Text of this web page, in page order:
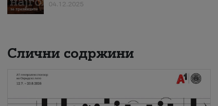
04.12.2025
Слични содржини